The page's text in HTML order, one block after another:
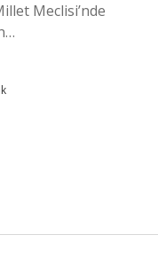
Meclisi’nde